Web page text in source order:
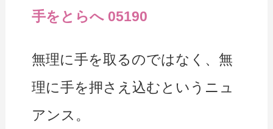
手をとらへ 05190
無理に手を取るのではなく、無
理に手を押さえ込むというニュ
アンス。